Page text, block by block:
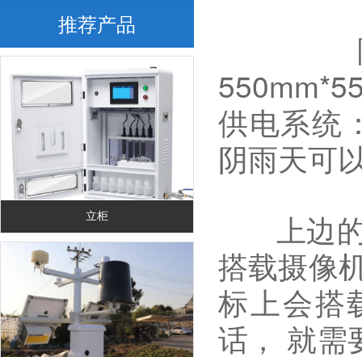
阿森
供电系统
阴雨天可
上边的
搭载摄像
标上会搭
话， 就需
推荐产品
立柜